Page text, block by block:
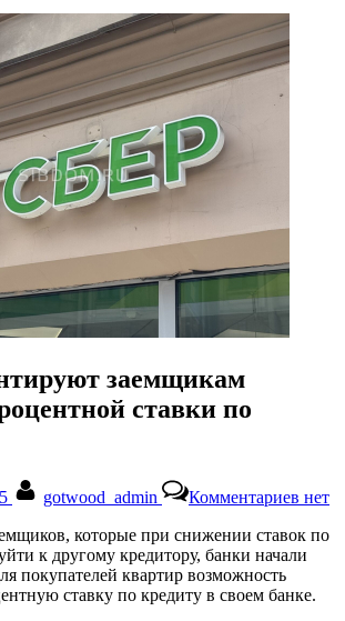
заемщикам
ставки по
gotwood_admin Комментариев нет
которые при снижении ставок по
к другому кредитору, банки начали
покупателей квартир возможность
ставку по кредиту в своем банке.